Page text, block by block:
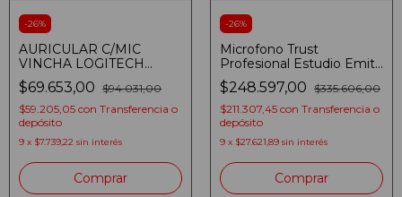
-26%
AURICULAR C/MIC
VINCHA LOGITECH
H390 COMFORT
CLEARCHAT USB
$69.653,00 $94.031,00
$59.205,05 con Transferencia o
depósito
9 x $7.739,22 sin interés
-26%
Microfono Trust
Profesional Estudio Emita
Plus Gxt 252 Brazo
$248.597,00 $335.606,00
$211.307,45 con Transferencia o
depósito
9 x $27.621,89 sin interés